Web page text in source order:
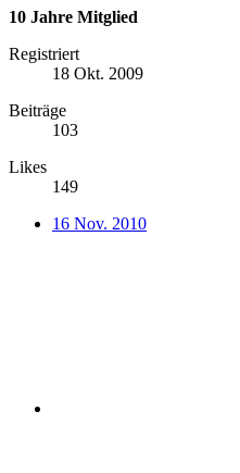
10 Jahre Mitglied
Registriert
18 Okt. 2009
Beiträge
103
Likes
149
16 Nov. 2010